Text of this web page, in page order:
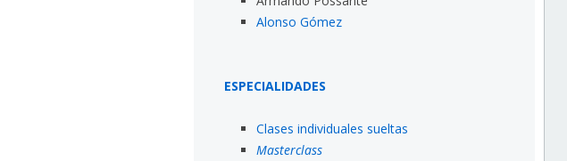
Alonso Gómez
ESPECIALIDADES
Clases individuales sueltas
Masterclass